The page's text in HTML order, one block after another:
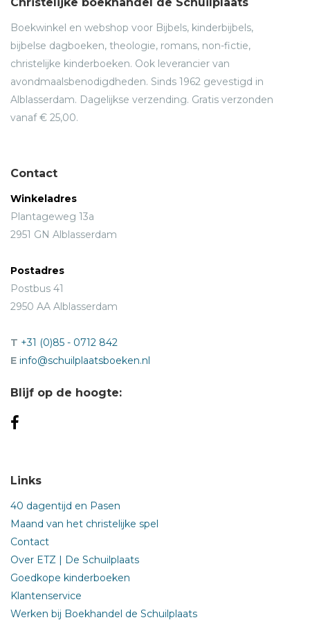
Boekwinkel en webshop voor Bijbels, kinderbijbels,
bijbelse dagboeken, theologie, romans, non-fictie,
christelijke kinderboeken. Ook leverancier van
avondmaalsbenodigdheden. Sinds 1962 gevestigd in
Alblasserdam. Dagelijkse verzending. Gratis verzonden
vanaf € 25,00.
Contact
Winkeladres
Plantageweg 13a
2951 GN Alblasserdam
Postadres
Postbus 41
2950 AA Alblasserdam
T +31 (0)85 - 0712 842
E info@schuilplaatsboeken.nl
Blijf op de hoogte:
Links
40 dagentijd en Pasen
Maand van het christelijke spel
Contact
Over ETZ | De Schuilplaats
Goedkope kinderboeken
Klantenservice
Werken bij Boekhandel de Schuilplaats